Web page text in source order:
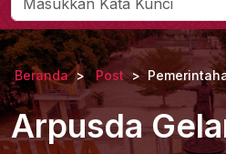
Beranda Post
Arpusda